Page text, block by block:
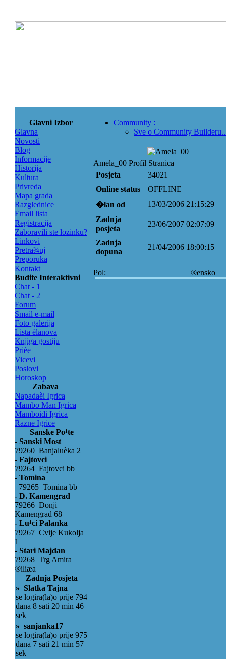
Glavni Izbor
Glavna
Novosti
Blog
Informacije
Historija
Kultura
Privreda
Mapa grada
Razglednice
Email lista
Registracija
Zaboravili ste lozinku?
Linkovi
Pretra¾uj
Preporuka
Kontakt
Budite Interaktivni
Chat - 1
Chat - 2
Forum
Smail e-mail
Foto galerija
Lista èlanova
Knjiga gostiju
Prièe
Vicevi
Poslovi
Horoskop
Zabava
Napadaèi Igrica
Mambo Man Igrica
Mamboidi Igrica
Razne Igrice
Sanske Po¹te
- Sanski Most
79260 Banjaluèka 2
- Fajtovci
79264 Fajtovci bb
- Tomina
79265 Tomina bb
- D. Kamengrad
79266 Donji
Kamengrad 68
- Lu¹ci Palanka
79267 Cvije Kukolja
1
- Stari Majdan
79268 Trg Amira
®iliæa
Zadnja Posjeta
» Slatka Tajna
se logira(la)o prije 794
dana 8 sati 20 min 46
sek
» sanjanka17
se logira(la)o prije 975
dana 7 sati 21 min 57
sek
Community :
Sve o Community
Amela_00 Profil Stranica
Posjeta
34021
Online status
OFFLINE
�lan od
13/03/2006 21:15:29
Zadnja
posjeta
23/06/2007 02:07:09
Zadnja
dopuna
21/04/2006 18:00:15
Pol: ®ensko